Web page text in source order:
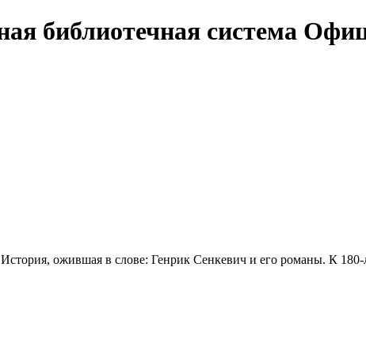
История, ожившая в слове: Генрик Сенкевич и его романы. К